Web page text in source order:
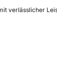
verlässlicher